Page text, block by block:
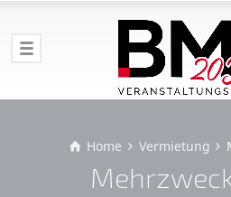
Home Vermietung